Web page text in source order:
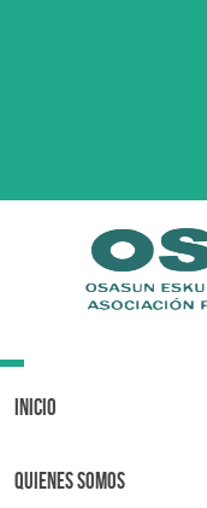
Toggle
Inicio
Quienes Somos